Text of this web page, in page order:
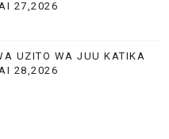
27,2026
UZITO WA JUU KATIKA
28,2026